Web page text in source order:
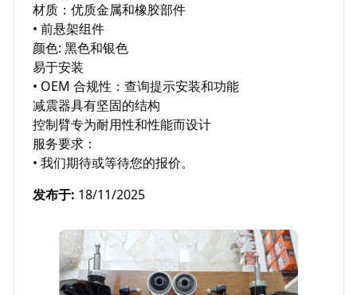
材质：优质金属和橡胶部件
• 前悬架组件
颜色: 黑色和银色
易于安装
• OEM 合规性：查询提示安装和功能
减震器具有坚固的结构
控制臂专为耐用性和性能而设计
服务要求：
• 我们期待或等待您的报价。
发布于: 18/11/2025